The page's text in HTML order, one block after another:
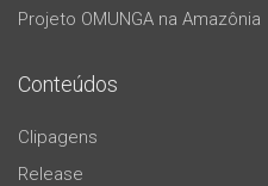
Projeto OMUNGA na Amazônia
Conteúdos
Clipagens
Release